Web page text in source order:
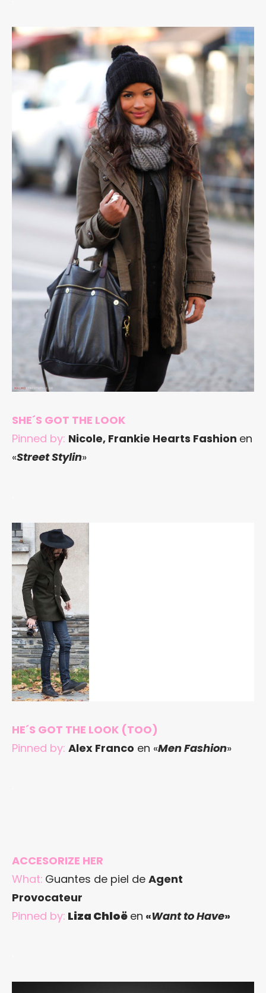
SHE´S GOT THE LOOK
Pinned by: Nicole, Frankie Hearts Fashion en
«Street Stylin»
HE´S GOT THE LOOK (TOO)
Pinned by: Alex Franco en «Men Fashion»
ACCESORIZE HER
What: Guantes de piel de Agent
Provocateur
Pinned by: Liza Chloë en «Want to Have»